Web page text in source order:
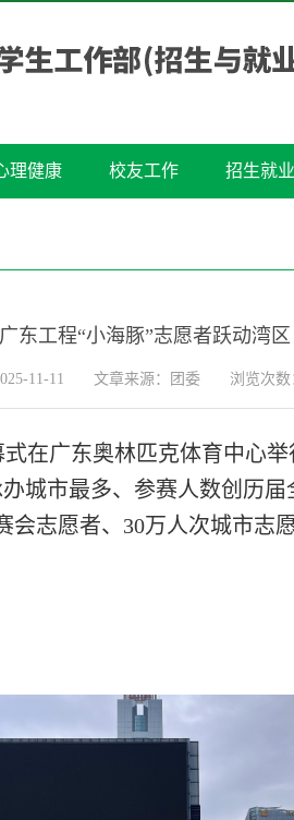
理健康 校友工作 招生就业
广东工程“小海豚”志愿者跃动湾区
11-11 文章来源：团委 浏览次数
在广东奥林匹克体育中心
城市最多、参赛人数创历
志愿者、30万人次城市志